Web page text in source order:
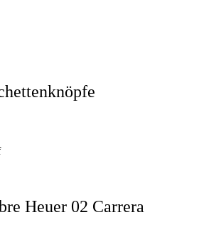
Heuer 02 Carrera